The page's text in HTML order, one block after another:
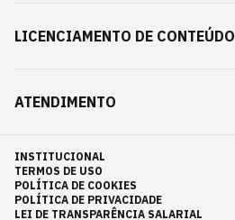
LICENCIAMENTO DE CONTEÚDO
ATENDIMENTO
INSTITUCIONAL
TERMOS DE USO
POLÍTICA DE COOKIES
POLÍTICA DE PRIVACIDADE
LEI DE TRANSPARÊNCIA SALARIAL